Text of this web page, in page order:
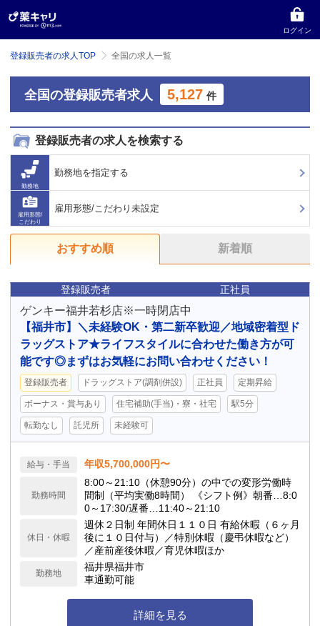
ログイン
登録販売者の求人TOP 全国の求人一覧
全国の登録販売者求人 5,127 件
登録販売者の求人を検索する
勤務地
勤務地を指定する
雇用形態/
こだわり
雇用形態/こだわり未設定
おすすめ順 新着順
登録販売者 正社員
ゲンキー福井若杉店※一時閉店中
【福井市】＼未経験OK・第二新卒歓迎／地域密着型ド
ラッグストア★ライフスタイルに合わせた働き方が可
能です◎まずはお気軽にお問い合わせください！
登録販売者 ドラッグストア(調剤併設) 正社員 定期昇給
ボーナス・賞与あり 住宅補助(手当)・寮・社宅 駅5分
転勤なし 託児所 未経験可
給与・手当 年収5,700,000円〜
勤務時間
8:00～21:10（休憩90分）の中での変形労働時
間制（平均実働8時間） 《シフト例》朝番…8:0
0～17:30/遅番…11:40～21:10
休日・休暇
週休２日制 年間休日１１０日 有給休暇（６ヶ月
後に１０日付与）／特別休暇（慶弔休暇など）
／産前産後休暇／育児休暇ほか
勤務地
福井県福井市
車通勤可能
詳細を見る